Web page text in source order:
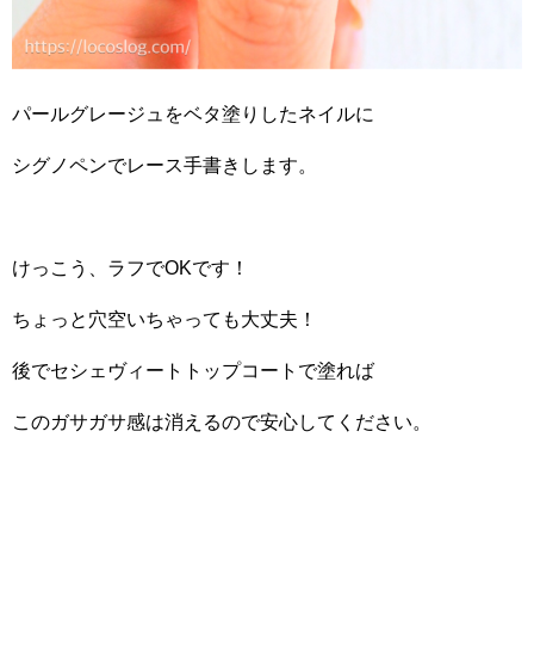
パールグレージュをベタ塗りしたネイルに
シグノペンでレース手書きします。
けっこう、ラフでOKです！
ちょっと穴空いちゃっても大丈夫！
後でセシェヴィートトップコートで塗れば
このガサガサ感は消えるので安心してください。